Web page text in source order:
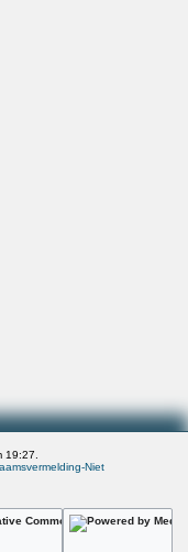
19:27.
Niet